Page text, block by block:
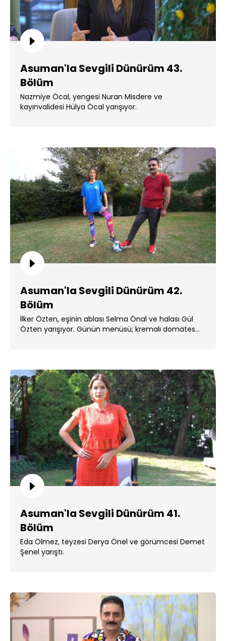
Asuman'la Sevgili Dünürüm 43.
Bölüm
Nazmiye Öcal, yengesi Nuran Misdere ve
kayınvalidesi Hülya Öcal yarışıyor.
Asuman'la Sevgili Dünürüm 42.
Bölüm
İlker Özten, eşinin ablası Selma Önal ve halası Gül
Özten yarışıyor. Günün menüsü; kremalı domates
Asuman'la Sevgili Dünürüm 41.
Bölüm
Eda Ölmez, teyzesi Derya Önel ve görümcesi Demet
Şenel yarıştı.